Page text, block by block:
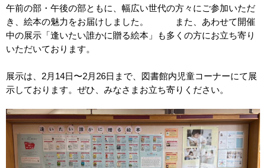
午前の部・午後の部ともに、幅広い世代の方々にご参加いただ
き、絵本の魅力をお届けしました。 また、あわせて開催
中の展示「逢いたい誰かに贈る絵本」も多くの方にお立ち寄り
いただいております。
展示は、2月14日〜2月26日まで、図書館内児童コーナーにて展
示しております。ぜひ、みなさまお立ち寄りください。